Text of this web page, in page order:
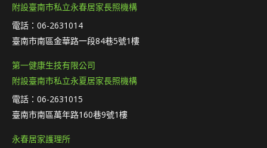
附設臺南市私立永春居家長照機構
電話：06-2631014
臺南市南區金華路一段84巷5號1樓
第一健康生技有限公司
附設臺南市私立永夏居家長照機構
電話：06-2631015
臺南市南區萬年路160巷9號1樓
永春居家護理所